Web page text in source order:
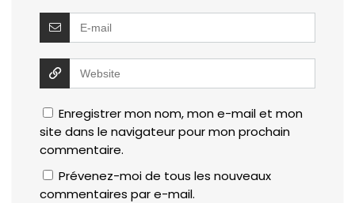
Enregistrer mon nom, mon e-mail et mon
site dans le navigateur pour mon prochain
commentaire.
Prévenez-moi de tous les nouveaux
commentaires par e-mail.